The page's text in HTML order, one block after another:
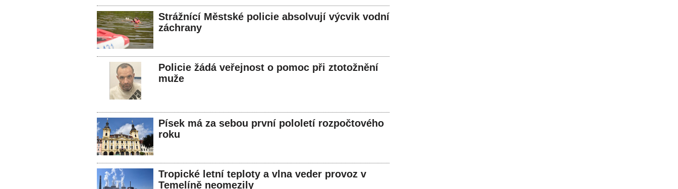
Strážnící Městské policie absolvují výcvik vodní
záchrany
Policie žádá veřejnost o pomoc při ztotožnění
muže
Písek má za sebou první pololetí rozpočtového
roku
Tropické letní teploty a vlna veder provoz v
Temelíně neomezily